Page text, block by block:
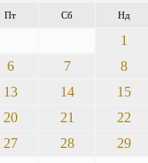
Пт Сб Нд
1
6 7
8
13 14
15
20 21
22
27 28
29